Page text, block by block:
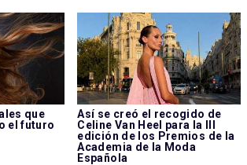
que
el futuro
Así se creó el recogido de
Celine Van Heel para la III
edición de los Premios de la
Academia de la Moda
Española